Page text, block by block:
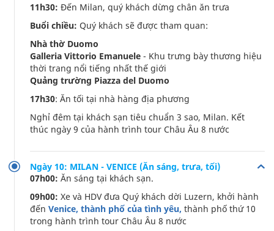
11h30: Đến Milan, quý khách dừng chân ăn trưa
Buổi chiều: Quý khách sẽ được tham quan:
Nhà thờ Duomo
Galleria Vittorio Emanuele - Khu trưng bày thương hiệu
thời trang nổi tiếng nhất thế giới
Quảng trường Piazza del Duomo
17h30: Ăn tối tại nhà hàng địa phương
Nghỉ đêm tại khách sạn tiêu chuẩn 3 sao, Milan. Kết
thúc ngày 9 của hành trình tour Châu Âu 8 nước
Ngày 10: MILAN - VENICE (Ăn sáng, trưa, tối)
07h00: Ăn sáng tại khách sạn.
09h00: Xe và HDV đưa Quý khách dời Luzern, khởi hành
đến Venice, thành phố của tình yêu, thành phố thứ 10
trong hành trình tour Châu Âu 8 nước